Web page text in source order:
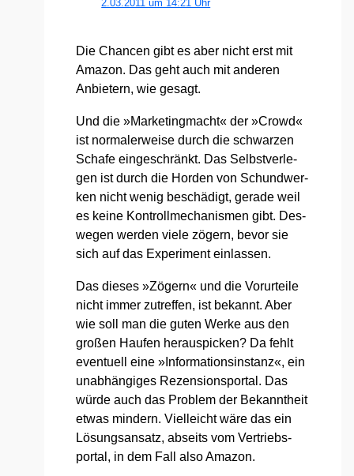
2.03.2011 um 14:21 Uhr
Die Chan­cen gibt es aber nicht erst mit
Ama­zon. Das geht auch mit ande­ren
Anbie­tern, wie gesagt.
Und die »Mar­ke­ting­macht« der »Crowd«
ist nor­ma­ler­wei­se durch die schwar­zen
Scha­fe ein­ge­schränkt. Das Selbst­ver­le­
gen ist durch die Hor­den von Schund­wer­
ken nicht wenig beschä­digt, gera­de weil
es kei­ne Kon­troll­me­cha­nis­men gibt. Des­
we­gen wer­den vie­le zögern, bevor sie
sich auf das Expe­ri­ment ein­las­sen.
Das die­ses »Zögern« und die Vor­ur­tei­le
nicht immer zutref­fen, ist bekannt. Aber
wie soll man die guten Wer­ke aus den
gro­ßen Hau­fen her­aus­pi­cken? Da fehlt
even­tu­ell eine »Infor­ma­ti­ons­in­stanz«, ein
unab­hän­gi­ges Rezen­si­ons­por­tal. Das
wür­de auch das Pro­blem der Bekannt­heit
etwas min­dern. Viel­leicht wäre das ein
Lösungs­an­satz, abseits vom Ver­triebs­
por­tal, in dem Fall also Ama­zon.